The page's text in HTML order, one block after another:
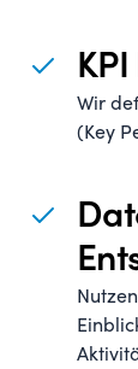
Wir
(Key